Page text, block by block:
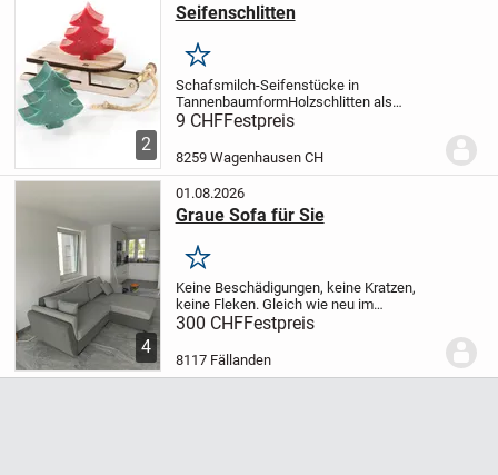
2
Seifenschlitten
Merken
Schafsmilch-Seifenstücke in
TannenbaumformHolzschlitten als
SeifenablageZimt- und Apfelduft
Darüber freut sich die Freundin! Der
kleine Holzschlitten, den man auch als
Seifenablage benutzen...
9 CHFFestpreis
8259 Wagenhausen CH
4
01.08.2026
Graue Sofa für Sie
Merken
Keine Beschädigungen, keine Kratzen,
keine Fleken. Gleich wie neu im
Laden.Farbe: grauMass:
Zustellung: Nein
300 CHFFestpreis
8117 Fällanden